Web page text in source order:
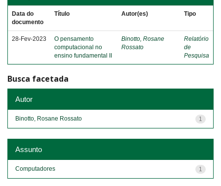
Data do
documento
Título Autor(es) Tipo
28-Fev-2023
O pensamento
computacional no
ensino fundamental II
Binotto, Rosane
Rossato
Relatório
de
Pesquisa
Busca facetada
Autor
1
Binotto, Rosane Rossato
Assunto
1
Computadores